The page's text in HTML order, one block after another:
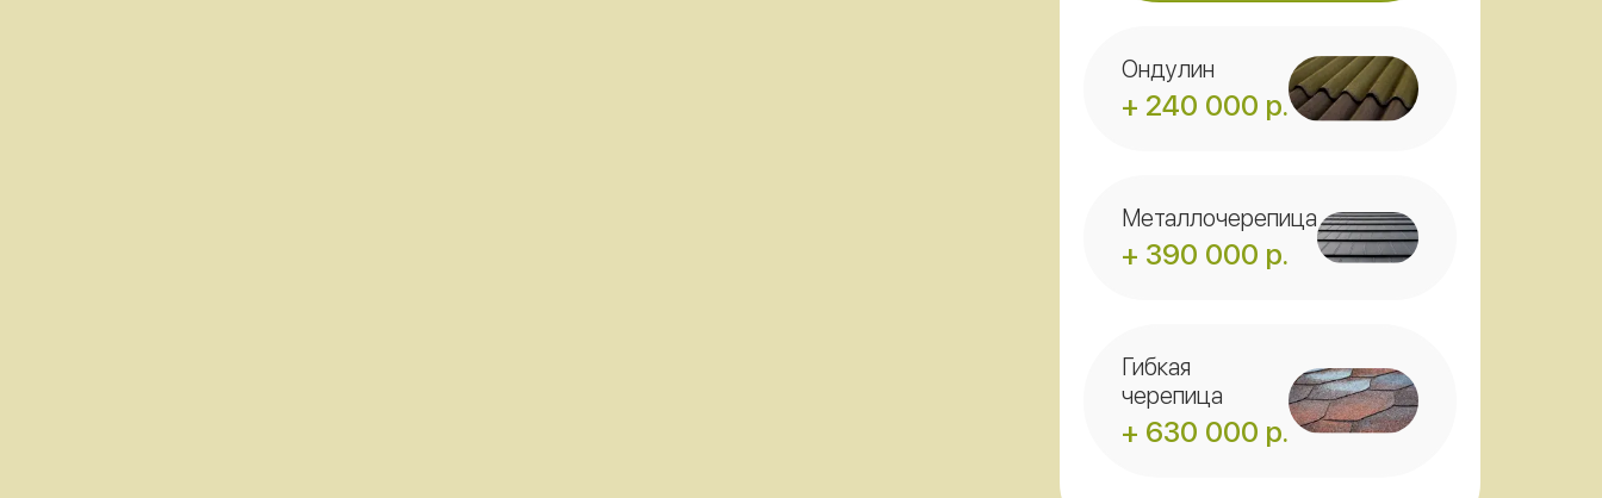
Ондулин
+ 240 000 р.
Металлочерепица
+ 390 000 р.
Гибкая
черепица
+ 630 000 р.